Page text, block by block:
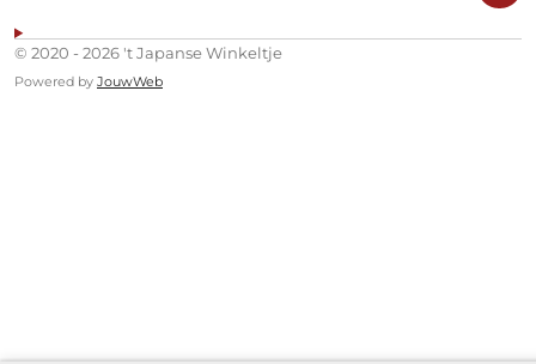
© 2020 - 2026 't Japanse Winkeltje
Powered by JouwWeb